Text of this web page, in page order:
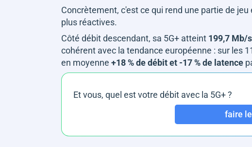
Concrètement, c'est ce qui rend une partie de
plus réactives.
Côté débit descendant, sa 5G+ atteint 199,7 Mb/
cohérent avec la tendance européenne : sur les
en moyenne +18 % de débit et -17 % de latence
Et vous, quel est votre débit avec la 5G+ ?
faire